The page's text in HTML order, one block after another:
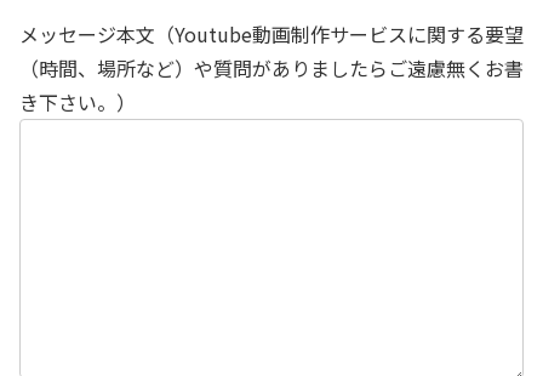
メッセージ本文（Youtube動画制作サービスに関する要望
（時間、場所など）や質問がありましたらご遠慮無くお書
き下さい。）